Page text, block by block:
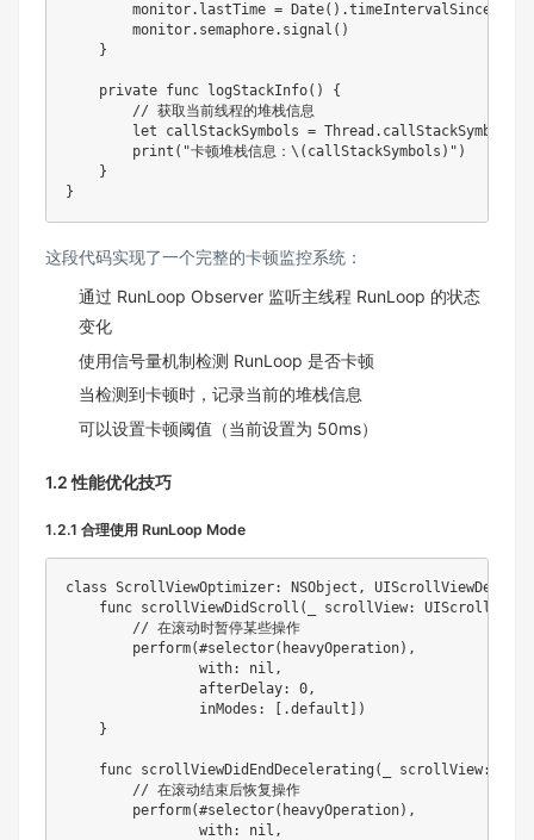
        monitor
. lastTime = Date( ) .timeIntervalSince1970
        monitor
. semaphore. signal ( )
}
private func logStackInfo( )
{
// 获取当前线程的堆栈信息
let callStackSymbols = Thread . callStackSymbols
print ( "卡顿堆栈信息： \( callStackSymbols ) " )
}
}
这段代码实现了一个完整的卡顿监控系统：
通过 RunLoop Observer 监听主线程 RunLoop 的状态
变化
使用信号量机制检测 RunLoop 是否卡顿
当检测到卡顿时，记录当前的堆栈信息
可以设置卡顿阈值（当前设置为 50ms）
1.2 性能优化技巧
1.2.1 合理使用 RunLoop Mode
class ScrollViewOptimizer: NSObject ,
func scrollViewDidScroll ( scrollView: UIScrollView
// 在滚动时暂停某些操作
perform(#selector( heavyOperation) ,
                with
: nil ,
                afterDelay
: 0,
                inModes
: [ .default ] )
}
func scrollViewDidEndDecelerating ( scrollView:
// 在滚动结束后恢复操作
perform(#selector( heavyOperation) ,
                with
: nil ,